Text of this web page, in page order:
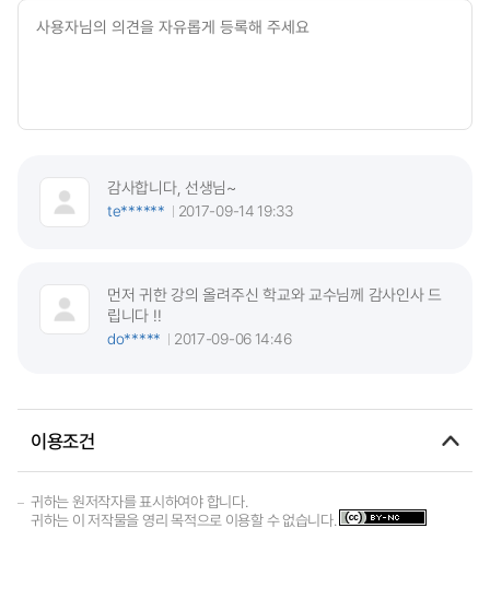
감사합니다, 선생님~
te******
2017-09-14 19:33
먼저 귀한 강의 올려주신 학교와 교수님께 감사인사 드
립니다 !!
do*****
2017-09-06 14:46
이용조건
귀하는 원저작자를 표시하여야 합니다.
귀하는 이 저작물을 영리 목적으로 이용할 수 없습니다.